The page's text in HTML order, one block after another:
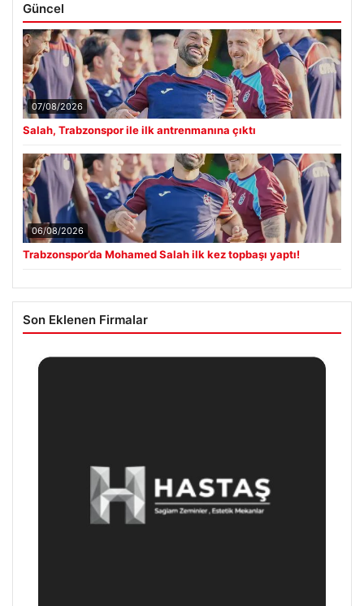
Güncel
07/08/2026
Salah, Trabzonspor ile ilk antrenmanına çıktı
06/08/2026
Trabzonspor’da Mohamed Salah ilk kez topbaşı yaptı!
Son Eklenen Firmalar